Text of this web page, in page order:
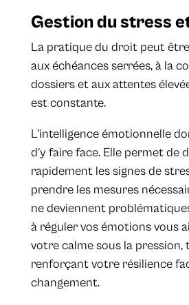
Gestion du stress
La pratique du droit peut
aux échéances serrées, à la
dossiers et aux attentes
est constante.
L’intelligence émotionnelle
d’y faire face. Elle permet de
rapidement les signes de
prendre les mesures
ne deviennent
à réguler vos émotions vous
votre calme sous la pression,
renforçant votre résilience
changement.